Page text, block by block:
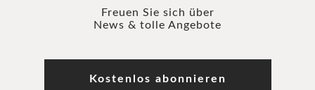
Freuen Sie sich über
News & tolle Angebote
Kostenlos abonnieren